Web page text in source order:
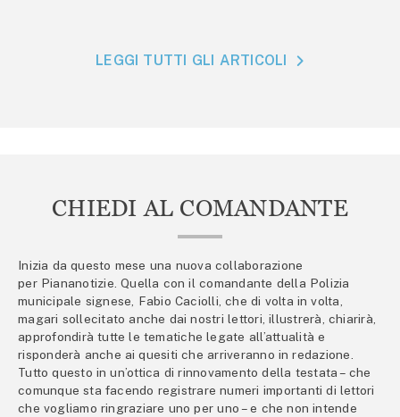
LEGGI TUTTI GLI ARTICOLI
CHIEDI AL COMANDANTE
Inizia da questo mese una nuova collaborazione
per Piananotizie. Quella con il comandante della Polizia
municipale signese, Fabio Caciolli, che di volta in volta,
magari sollecitato anche dai nostri lettori, illustrerà, chiarirà,
approfondirà tutte le tematiche legate all’attualità e
risponderà anche ai quesiti che arriveranno in redazione.
Tutto questo in un’ottica di rinnovamento della testata – che
comunque sta facendo registrare numeri importanti di lettori
che vogliamo ringraziare uno per uno – e che non intende